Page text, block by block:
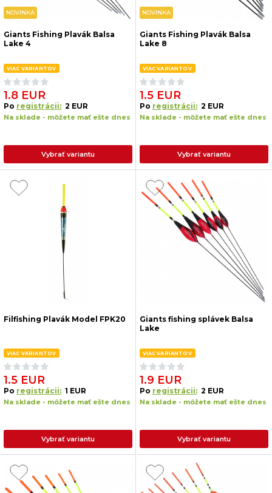
NOVINKA
Giants Fishing Plavák Balsa
Lake 4
VIAC VARIANTOV
1.8 EUR
Po registrácii: 2 EUR
Na sklade - môžete mať ešte dnes
Vybrať variantu
NOVINKA
Giants Fishing Plavák Balsa
Lake 8
VIAC VARIANTOV
1.5 EUR
Po registrácii: 2 EUR
Na sklade - môžete mať ešte dnes
Vybrať variantu
Filfishing Plavák Model FPK20
VIAC VARIANTOV
1.5 EUR
Po registrácii: 1 EUR
Na sklade - môžete mať ešte dnes
Vybrať variantu
Giants fishing splávek Balsa
Lake
VIAC VARIANTOV
1.9 EUR
Po registrácii: 2 EUR
Na sklade - môžete mať ešte dnes
Vybrať variantu